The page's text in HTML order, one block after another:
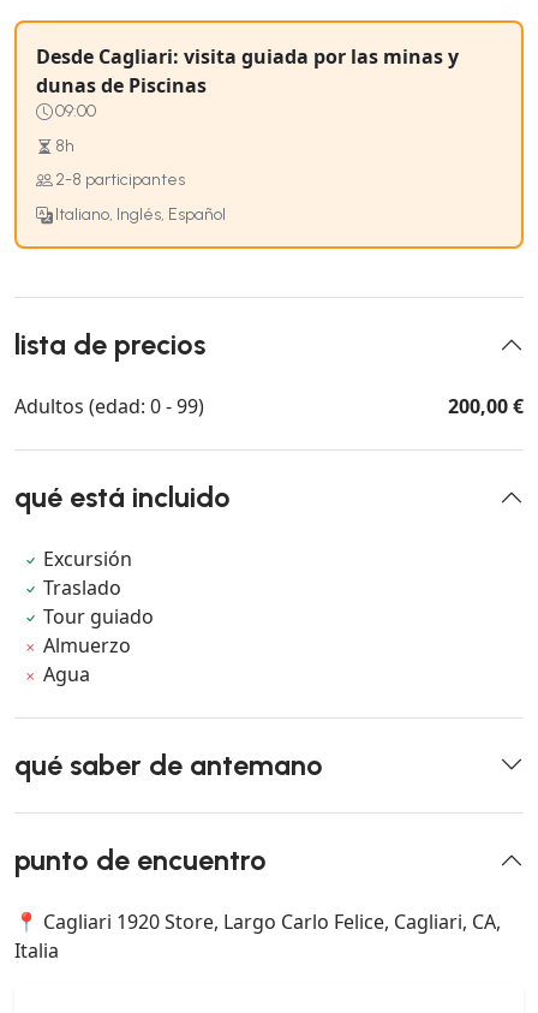
Desde Cagliari: visita guiada por las minas y
dunas de Piscinas
09:00
8h
2-8 participantes
Italiano, Inglés, Español
lista de precios
Adultos (edad: 0 - 99) 200,00 €
qué está incluido
Excursión
Traslado
Tour guiado
Almuerzo
Agua
qué saber de antemano
punto de encuentro
📍 Cagliari 1920 Store, Largo Carlo Felice, Cagliari, CA,
Italia